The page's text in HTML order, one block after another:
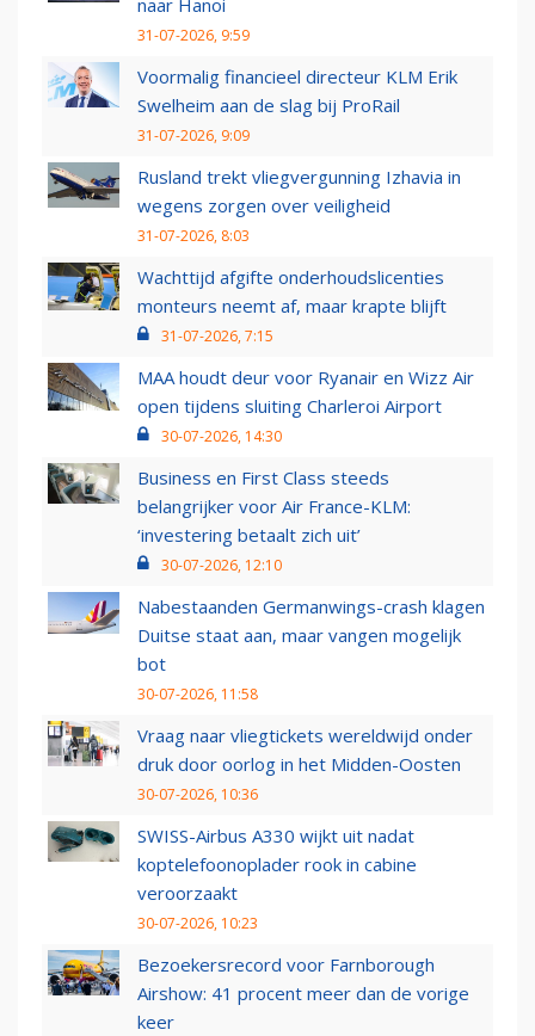
naar Hanoi
31-07-2026, 9:59
Voormalig financieel directeur KLM Erik
Swelheim aan de slag bij ProRail
31-07-2026, 9:09
Rusland trekt vliegvergunning Izhavia in
wegens zorgen over veiligheid
31-07-2026, 8:03
Wachttijd afgifte onderhoudslicenties
monteurs neemt af, maar krapte blijft
31-07-2026, 7:15
MAA houdt deur voor Ryanair en Wizz Air
open tijdens sluiting Charleroi Airport
30-07-2026, 14:30
Business en First Class steeds
belangrijker voor Air France-KLM:
‘investering betaalt zich uit’
30-07-2026, 12:10
Nabestaanden Germanwings-crash klagen
Duitse staat aan, maar vangen mogelijk
bot
30-07-2026, 11:58
Vraag naar vliegtickets wereldwijd onder
druk door oorlog in het Midden-Oosten
30-07-2026, 10:36
SWISS-Airbus A330 wijkt uit nadat
koptelefoonoplader rook in cabine
veroorzaakt
30-07-2026, 10:23
Bezoekersrecord voor Farnborough
Airshow: 41 procent meer dan de vorige
keer